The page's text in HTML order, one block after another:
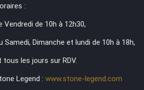
:
Vendredi de 10h à 12h30,
Samedi, Dimanche et lundi de 10h à 18h,
tous les jours sur RDV.
Legend : www.stone-legend.com